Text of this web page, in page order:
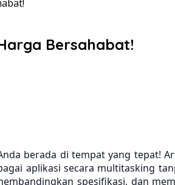
Bersahabat!
berada di tempat yang tepat!
aplikasi secara multitasking
spesifikasi, dan